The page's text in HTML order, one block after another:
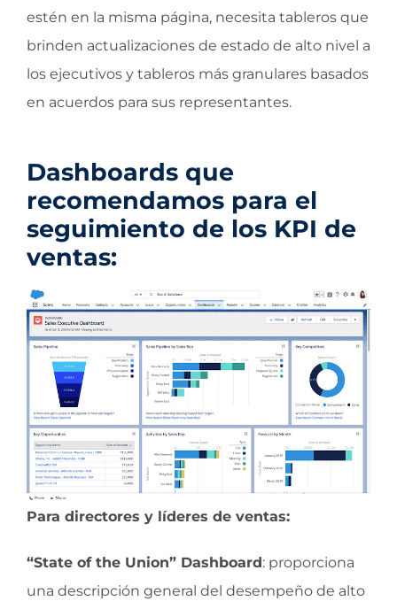
estén en la misma página, necesita tableros que
brinden actualizaciones de estado de alto nivel a
los ejecutivos y tableros más granulares basados
en acuerdos para sus representantes.
Dashboards que
recomendamos para el
seguimiento de los KPI de
ventas:
Para directores y líderes de ventas:
“State of the Union” Dashboard : proporciona
una descripción general del desempeño de alto